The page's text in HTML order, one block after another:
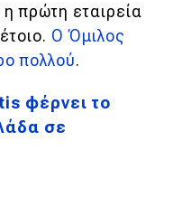
πρώτη εταιρεία
Ο Όμιλος
πολλού.
φέρνει το
σε